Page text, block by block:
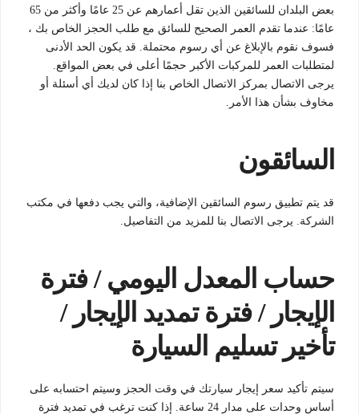
بعض البلدان للسائقين الذين تقل أعمارهم عن 25 عامًا وأكثر من 65
عامًا: عندما تقدم العمر الصحيح للسائق مع طلب الحجز الخاص بك ،
فسوف نقوم بالإبلاغ عن أي رسوم محتملة. قد يكون الحد الأدنى
لمتطلبات العمر للمركبات الأكبر حجمًا أعلى في بعض المواقع.
يرجى الاتصال بمركز الاتصال الخاص بنا إذا كان لديك أي أسئلة أو
مخاوف بشأن هذا الأمر.
السائقون
قد يتم تطبيق رسوم السائقين الإضافية، والتي يجب دفعها في مكتب
الشركة. يرجى الاتصال بنا للمزيد من التفاصيل.
حساب المعدل اليومي / فترة
الإيجار / فترة تمديد الإيجار /
تأخير تسليم السيارة
سيتم تأكيد سعر إيجار سيارتك في وقت الحجز وسيتم احتسابه على
أساس وحدات على مدار 24 ساعة. إذا كنت ترغب في تمديد فترة